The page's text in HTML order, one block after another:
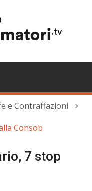
e Contraffazioni
Consob
7 stop